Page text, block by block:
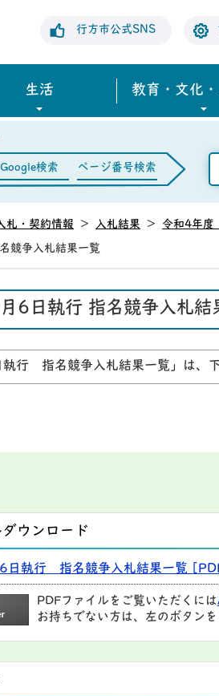
行方市公式SNS
生活 教育・文化
Google検索 ページ番号検索
札・契約情報 > 入札結果 > 令和4年
競争入札結果一覧
6日執行 指名競争入札結
執行 指名競争入札結果一覧」は、
ウンロード
日執行 指名競争入札結果一覧
PDFファイルをご覧いただくには
お持ちでない方は、左のボタンを